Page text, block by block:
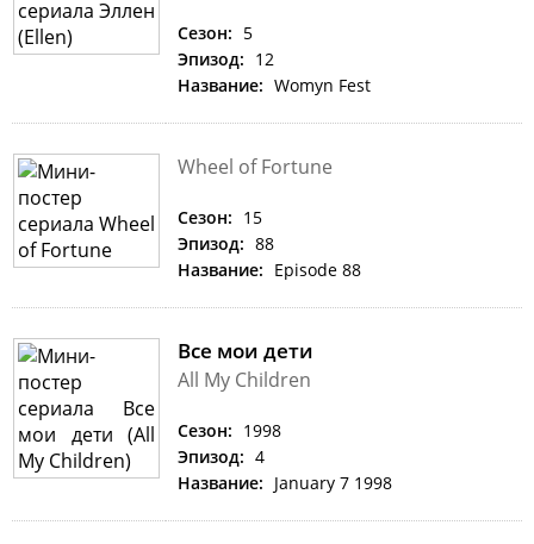
Сезон: 5
Эпизод: 12
Название: Womyn Fest
Wheel of Fortune
Сезон: 15
Эпизод: 88
Название: Episode 88
Все мои дети
All My Children
Сезон: 1998
Эпизод: 4
Название: January 7 1998